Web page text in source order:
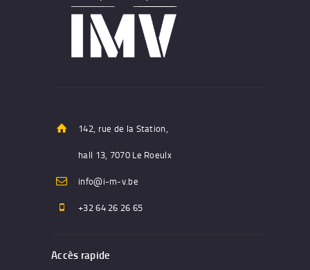
142, rue de la Station,
hall 13, 7070 Le Roeulx
info@i-m-v.be
+32 64 26 26 65
Accès rapide